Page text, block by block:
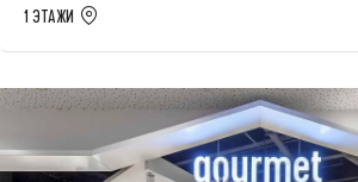
1 ЭТАЖИ